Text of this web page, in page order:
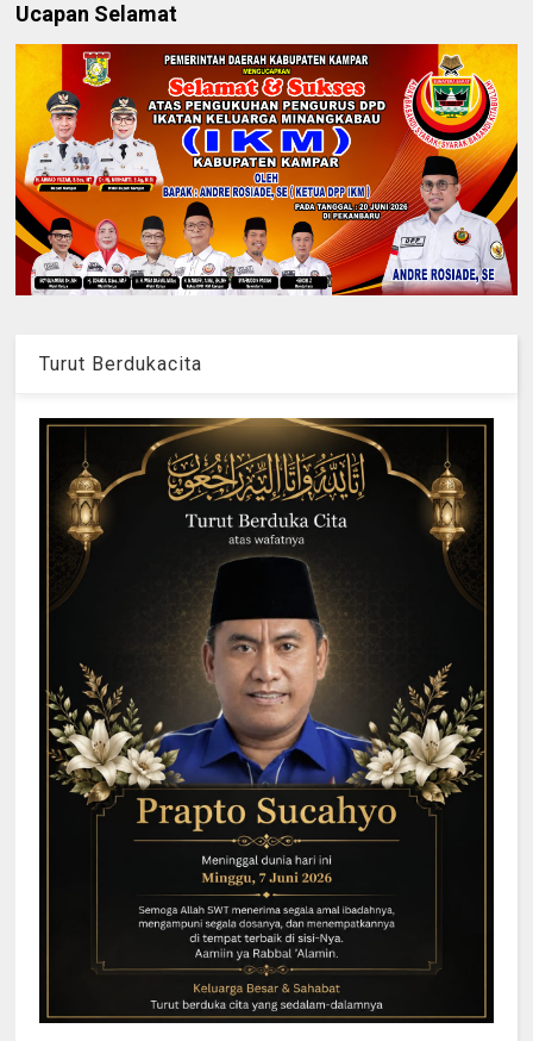
Ucapan Selamat
Turut Berdukacita